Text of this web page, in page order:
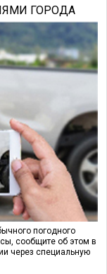
ГОРОДА
погодного
сообщите об этом в
через специальную